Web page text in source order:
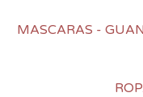
MASCARAS -